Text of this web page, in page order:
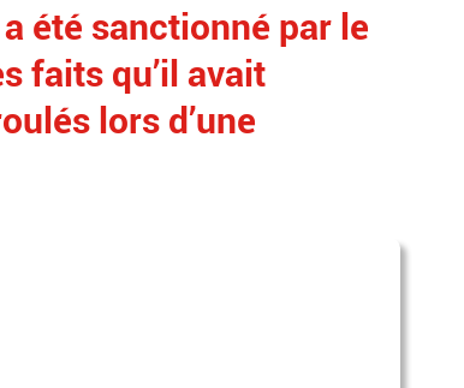
été sanctionné par le
faits qu’il avait
lors d’une